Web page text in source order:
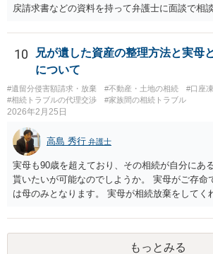
戻請求書などの資料を持って弁護士に面談で相
10
兄が遺した資産の整理方法と実母
について
#遺留分侵害額請求・放棄 #不動産・土地の相続
#口座
#相続トラブルの代理交渉
#家族間の相続トラブル
2026年2月25日
高島 秀行 弁護士
実母も90歳を超えており、その相続が自分にあ
貰いたいが可能なのでしようか。 実母がご存命
は母のみとなります。 実母が相続放棄をしてく
ないと思います。
もっとみる